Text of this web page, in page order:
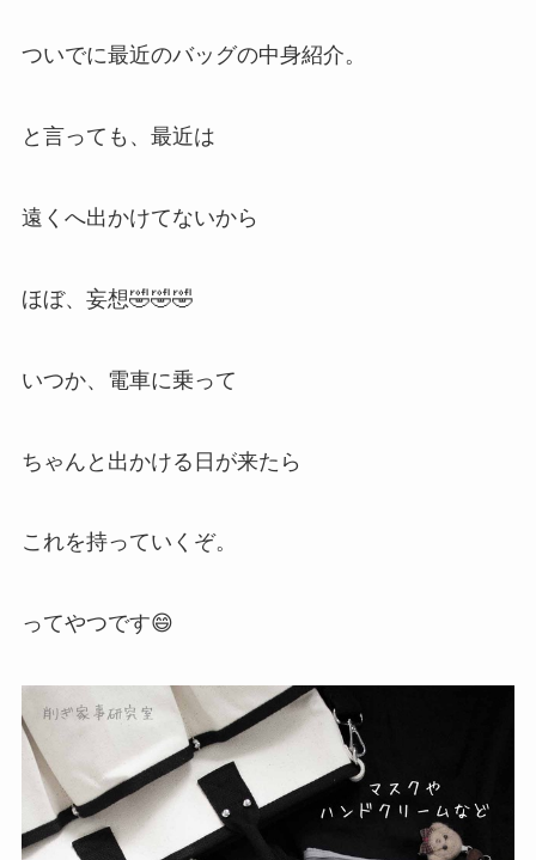
ついでに最近のバッグの中身紹介。
と言っても、最近は
遠くへ出かけてないから
ほぼ、妄想🤣🤣🤣
いつか、電車に乗って
ちゃんと出かける日が来たら
これを持っていくぞ。
ってやつです😄